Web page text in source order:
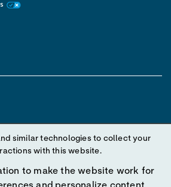
site are trademarks owned by or licensed
trade dress in this site may be made
similar technologies to collect your
with this website.
to make the website work for